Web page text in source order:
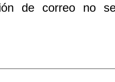
de correo no